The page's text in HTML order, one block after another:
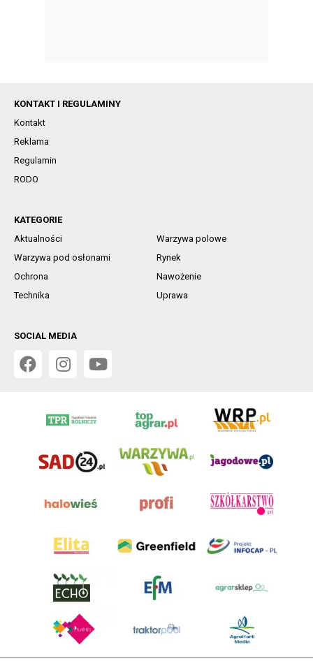
KONTAKT I REGULAMINY
Kontakt
Reklama
Regulamin
RODO
KATEGORIE
Aktualności
Warzywa polowe
Warzywa pod osłonami
Rynek
Ochrona
Nawożenie
Technika
Uprawa
SOCIAL MEDIA